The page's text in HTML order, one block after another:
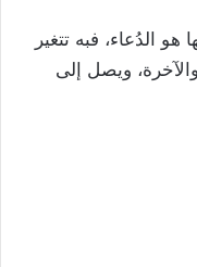
الدُعاء، فبه تتغير
والآخرة، ويصل إلى